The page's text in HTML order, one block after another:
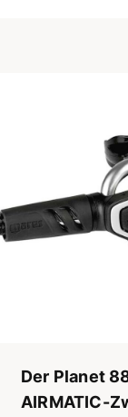
Der Planet
AIRMATIC-